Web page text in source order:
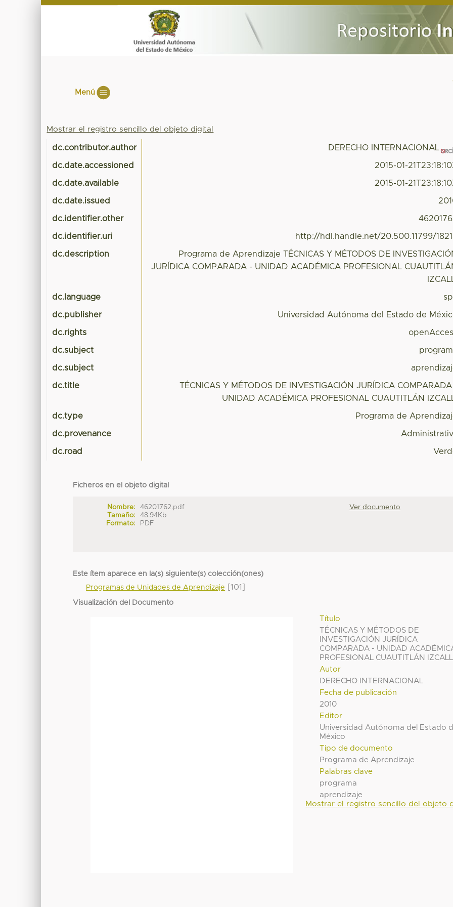
Menú
Mostrar el registro sencillo del objeto digital
dc.contributor.author DERECHO INTERNACIONAL
dc.date.accessioned 2015-01-
dc.date.available 2015-01-
dc.date.issued
dc.identifier.other
dc.identifier.uri http://hdl.handle.net/20.500.11799/
dc.description
Programa de Aprendizaje TÉCNICAS Y MÉTODOS DE
JURÍDICA COMPARADA - UNIDAD ACADÉMICA PROFESIONAL
dc.language
dc.publisher Universidad Autónoma del Estado de
dc.rights
dc.subject
dc.subject
dc.title
TÉCNICAS Y MÉTODOS DE INVESTIGACIÓN JURÍDICA
UNIDAD ACADÉMICA PROFESIONAL CUAUTITLÁN
dc.type Programa de
dc.provenance
dc.road
Ficheros en el objeto digital
Nombre:
46201762.pdf
Tamaño:
48.94Kb
Formato:
PDF
Ver documento
Este ítem aparece en la(s) siguiente(s) colección(ones)
Programas de Unidades de Aprendizaje
[101]
Visualización del Documento
Título
TÉCNICAS Y MÉTODOS DE
INVESTIGACIÓN JURÍDICA
COMPARADA - UNIDAD
PROFESIONAL CUAUTITLÁN
Autor
DERECHO INTERNACIONAL
Fecha de publicación
2010
Editor
Universidad Autónoma del Estado
México
Tipo de documento
Programa de Aprendizaje
Palabras clave
programa
aprendizaje
Mostrar el registro sencillo del objeto